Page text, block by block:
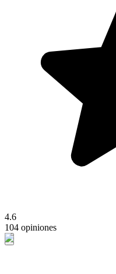
4.6
104 opiniones